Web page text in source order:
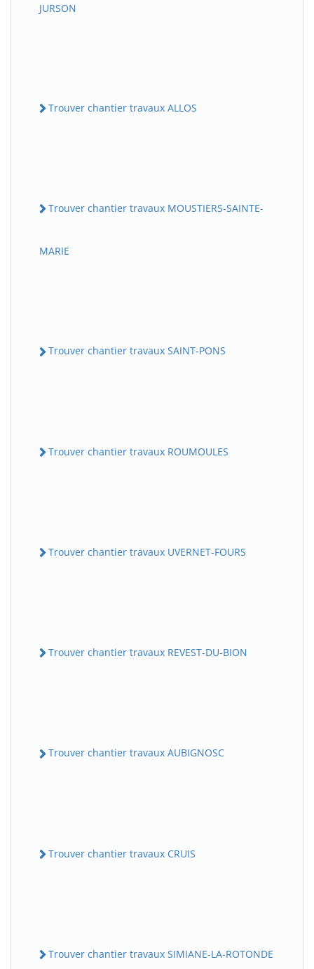
JURSON
Trouver chantier travaux ALLOS
Trouver chantier travaux MOUSTIERS-SAINTE-
MARIE
Trouver chantier travaux SAINT-PONS
Trouver chantier travaux ROUMOULES
Trouver chantier travaux UVERNET-FOURS
Trouver chantier travaux REVEST-DU-BION
Trouver chantier travaux AUBIGNOSC
Trouver chantier travaux CRUIS
Trouver chantier travaux SIMIANE-LA-ROTONDE